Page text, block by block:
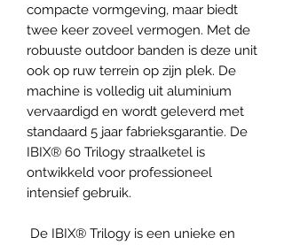
compacte vormgeving, maar biedt
twee keer zoveel vermogen. Met de
robuuste outdoor banden is deze unit
ook op ruw terrein op zijn plek. De
machine is volledig uit aluminium
vervaardigd en wordt geleverd met
standaard 5 jaar fabrieksgarantie. De
IBIX® 60 Trilogy straalketel is
ontwikkeld voor professioneel
intensief gebruik.
De IBIX® Trilogy is een unieke en